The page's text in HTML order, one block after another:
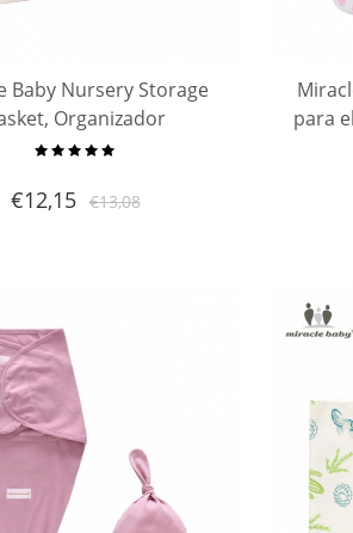
Baby Nursery Storage
Organizador
de lona con asas
de juguetes para
€12,15 €13,08
para
cojín